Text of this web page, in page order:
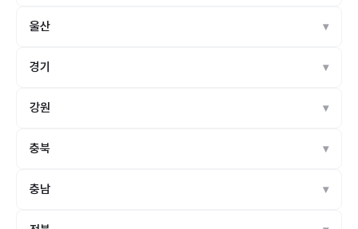
울산
경기
강원
충북
충남